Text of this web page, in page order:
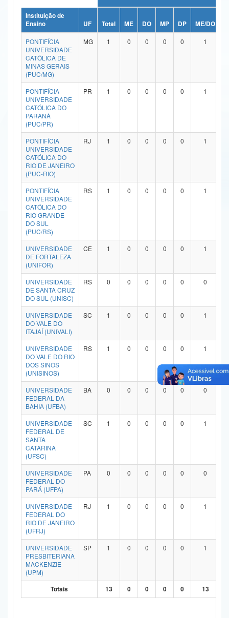
Ministério da Ciência, Tecnologia, Inovações e Comunicações
Ministério do Meio Ambiente
Ministério do Turismo
Ministério do Desenvolvimento Regional
Controladoria-Geral da União
Ministério da Mulher, da Família e dos Direitos Humanos
Secretaria de Governo
Gabinete de Segurança Institucional
Advocacia-Geral da União
Banco Central do Brasil
Instituição de
Ensino
UF Total ME DO MP DP ME/DO
PONTIFÍCIA
UNIVERSIDADE
CATÓLICA DE
MINAS GERAIS
(PUC/MG)
MG 1 0 0 0 0 1
PONTIFÍCIA
UNIVERSIDADE
CATÓLICA DO
PARANÁ
(PUC/PR)
PR 1 0 0 0 0 1
PONTIFÍCIA
UNIVERSIDADE
CATÓLICA DO
RIO DE JANEIRO
(PUC-RIO)
RJ 1 0 0 0 0 1
PONTIFÍCIA
UNIVERSIDADE
CATÓLICA DO
RIO GRANDE
DO SUL
(PUC/RS)
RS 1 0 0 0 0 1
UNIVERSIDADE
DE FORTALEZA
(UNIFOR)
CE 1 0 0 0 0 1
UNIVERSIDADE
DE SANTA CRUZ
DO SUL (UNISC)
RS 0 0 0 0 0 0
UNIVERSIDADE
DO VALE DO
ITAJAÍ (UNIVALI)
SC 1 0 0 0 0 1
UNIVERSIDADE
DO VALE DO RIO
DOS SINOS
(UNISINOS)
RS 1 0 0 0 0 1
UNIVERSIDADE
FEDERAL DA
BAHIA (UFBA)
BA 0 0 0 0 0 0
UNIVERSIDADE
FEDERAL DE
SANTA
CATARINA
(UFSC)
SC 1 0 0 0 0 1
UNIVERSIDADE
FEDERAL DO
PARÁ (UFPA)
PA 0 0 0 0 0 0
UNIVERSIDADE
FEDERAL DO
RIO DE JANEIRO
(UFRJ)
RJ 1 0 0 0 0 1
UNIVERSIDADE
PRESBITERIANA
MACKENZIE
(UPM)
SP 1 0 0 0 0 1
Totais 13 0 0 0 0 13